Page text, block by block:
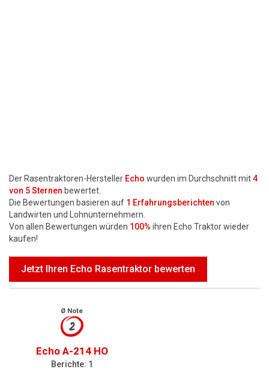
Der Rasentraktoren-Hersteller Echo wurden im Durchschnitt mit4
von 5 Sternen bewertet.
Die Bewertungen basieren auf 1 Erfahrungsberichten von
Landwirten und Lohnunternehmern.
Von allen Bewertungen würden 100% ihren Echo Traktor wieder
kaufen!
Jetzt Ihren Echo Rasentraktor bewerten
Ø Note
2
Echo A-214 HO
Berichte: 1